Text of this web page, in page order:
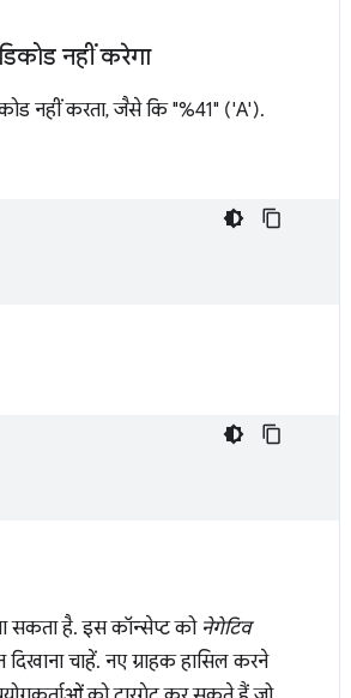
नहीं करेगा
नहीं करता, जैसे कि "%41" ('A').
सकता है. इस कॉन्सेप्ट को नेगेटिव
चाहें. नए ग्राहक हासिल करने